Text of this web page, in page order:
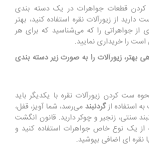
کردن قطعات جواهرات در یک دسته بندی
از زیورآلات نقره استفاده کنید، بهتر
جواهراتی را که می‌شناسید که برای هر
را خریداری نمایید.
بهتر، زیورآلات را به صورت زیر دسته بندی
ست کردن زیورآلات نقره با یکدیگر باید
استفاده ازگردنبند می‌رسد، شما آویز، قفل،
سنتی، زنجیر و چوکر دارید. قانون انگشت
یک نوع خاص جواهرات استفاده کنید و
ای اضافی بپوشید.